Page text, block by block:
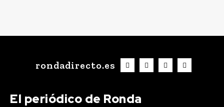
rondadirecto.es
El periódico de Ronda